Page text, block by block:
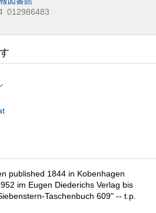
012986483
published 1844 in Kobenhagen
im Eugen Diederichs Verlag bis
Taschenbuch 609" -- t.p.